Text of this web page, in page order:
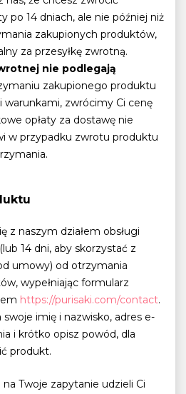
po 14 dniach, ale nie później niż
zakupionych produktów,
za przesyłkę zwrotną.
nie podlegają
zakupionego produktu
warunkami, zwrócimy Ci cenę
opłaty za dostawę nie
w przypadku zwrotu produktu
z naszym działem obsługi
14 dni, aby skorzystać z
umowy) od otrzymania
wypełniając formularz
https://purisaki.com/contact.
swoje imię i nazwisko, adres e-
i krótko opisz powód, dla
produkt.
Twoje zapytanie udzieli Ci